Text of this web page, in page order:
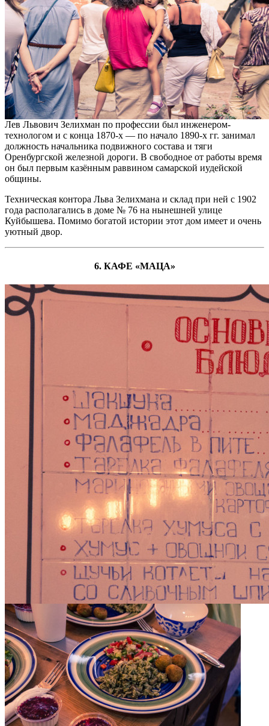
Лев Львович Зелихман по профессии был инженером-
технологом и с конца 1870-х — по начало 1890-х гг. занимал
должность начальника подвижного состава и тяги
Оренбургской железной дороги. В свободное от работы время
он был первым казённым раввином самарской иудейской
общины.
Техническая контора Льва Зелихмана и склад при ней с 1902
года располагались в доме № 76 на нынешней улице
Куйбышева. Помимо богатой истории этот дом имеет и очень
уютный двор.
6. КАФЕ «МАЦА»